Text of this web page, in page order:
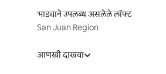
भाड्याने उपलब्ध असलेले लॉफ्ट
San Juan Region
आणखी दाखवा